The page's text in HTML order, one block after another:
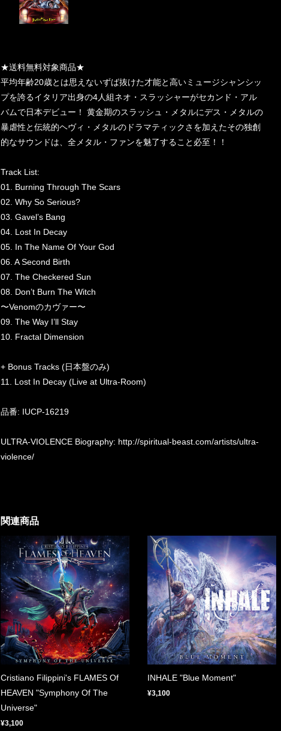
★送料無料対象商品★
平均年齢20歳とは思えないずば抜けた才能と高いミュージシャンシッ
プを誇るイタリア出身の4人組ネオ・スラッシャーがセカンド・アル
バムで日本デビュー！ 黄金期のスラッシュ・メタルにデス・メタルの
暴虐性と伝統的ヘヴィ・メタルのドラマティックさを加えたその独創
的なサウンドは、全メタル・ファンを魅了すること必至！！
Track List:
01. Burning Through The Scars
02. Why So Serious?
03. Gavel’s Bang
04. Lost In Decay
05. In The Name Of Your God
06. A Second Birth
07. The Checkered Sun
08. Don’t Burn The Witch
〜Venomのカヴァー〜
09. The Way I’ll Stay
10. Fractal Dimension
+ Bonus Tracks (日本盤のみ)
11. Lost In Decay (Live at Ultra-Room)
品番: IUCP-16219
ULTRA-VIOLENCE Biography: http://spiritual-beast.com/artists/ultra-
violence/
関連商品
Cristiano Filippini's FLAMES Of
HEAVEN "Symphony Of The
Universe"
¥3,100
INHALE "Blue Moment"
¥3,100